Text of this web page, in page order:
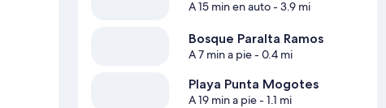
A 15 min en auto- 3.9 mi
Bosque Paralta Ramos
A 7 min a pie- 0.4 mi
Playa Punta Mogotes
A 19 min a pie- 1.1 mi